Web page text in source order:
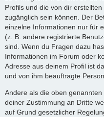
Profils und die von dir
zugänglich sein können. Der
einzelne Informationen nur für
(z. B. andere registrierte
sind. Wenn du Fragen dazu
Informationen im Forum oder
Adresse aus deinem Profil ist
und von ihm beauftragte
Andere als die oben
deiner Zustimmung an Dritte
auf Grund gesetzlicher